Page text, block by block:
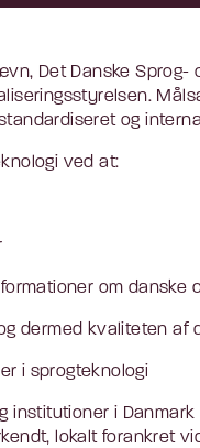
Det Danske Sprog-
og
ved at:
om danske
dermed kvaliteten af
i sprogteknologi
institutioner i
lokalt forankret